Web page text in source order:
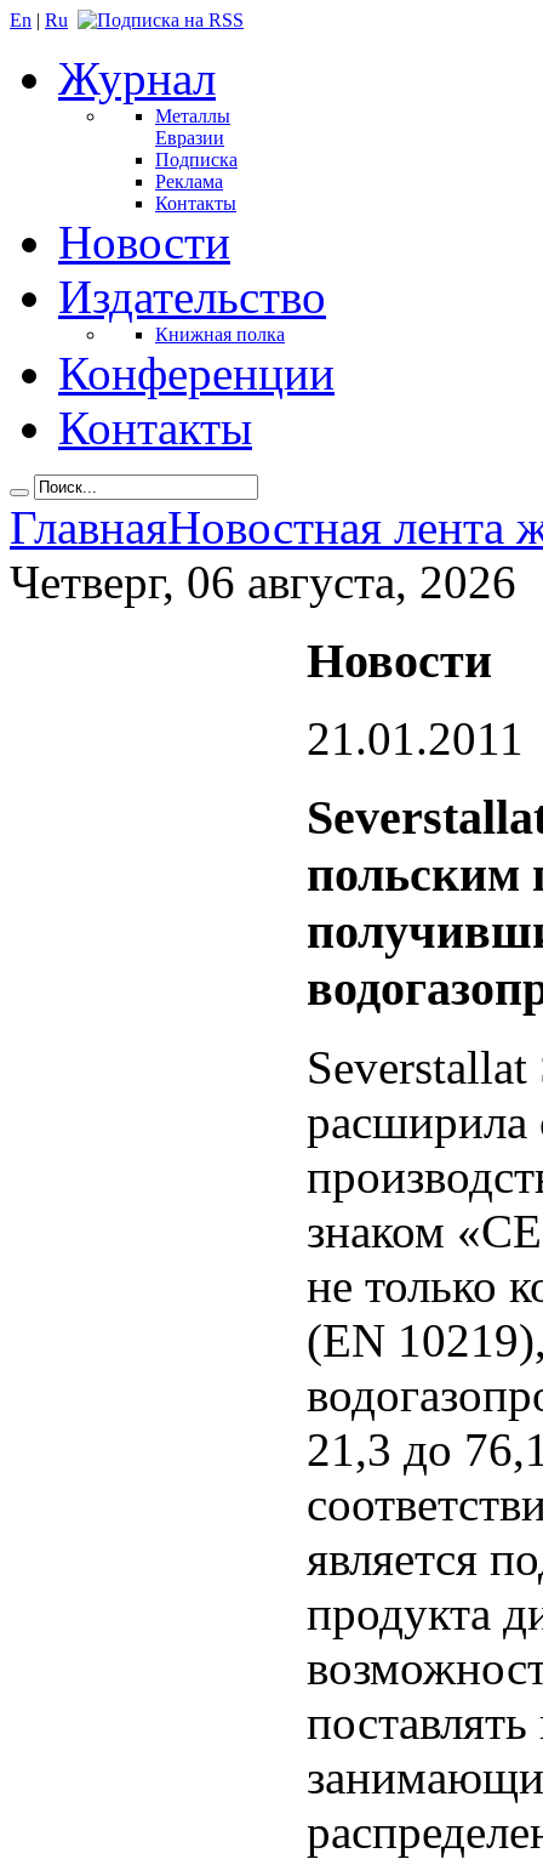
En | Ru
Журнал
Металлы
Евразии
Подписка
Реклама
Контакты
Новости
Издательство
Книжная полка
Конференции
Контакты
ГлавнаяНовостная лента
Четверг, 06 августа, 2026
Новости
21.01.2011
польским
Severstallat
расширила
знаком
не только
(EN
21,3 до
является
продукта